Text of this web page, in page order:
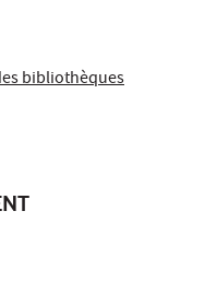
bibliothèques